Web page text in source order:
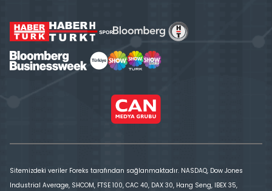
Sitemizdeki veriler Foreks tarafından sağlanmaktadır. NASDAQ, Dow Jones
Industrial Average, SHCOM, FTSE 100, CAC 40, DAX 30, Hang Seng, IBEX 35,